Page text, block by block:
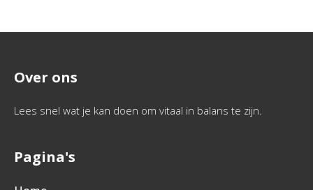
Over ons
Lees snel wat je kan doen om vitaal in balans te zijn.
Pagina's